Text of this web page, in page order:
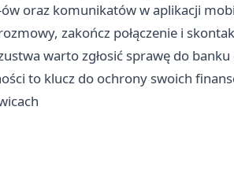
ów oraz komunikatów w aplikacji
zakończ połączenie i
warto zgłosić sprawę do
to klucz do ochrony swoich